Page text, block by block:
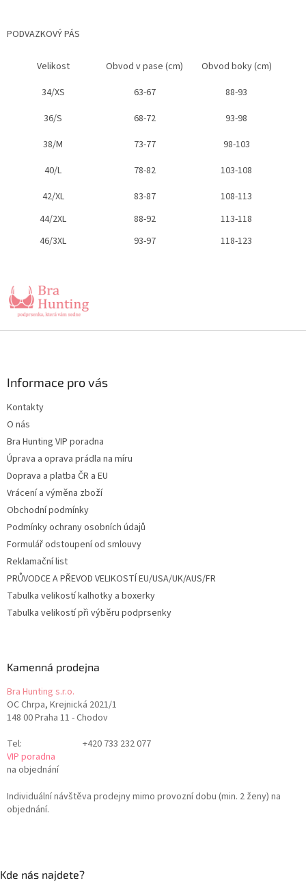
PODVAZKOVÝ PÁS
Velikost Obvod v pase (cm)
Obvod boky (cm)
34/XS
63-67
88-93
36/S
68-72
93-98
38/M
73-77
98-103
40/L
78-82
103-108
42/XL
83-87
108-113
44/2XL
88-92
113-118
46/3XL
93-97 118-123
Informace pro vás
Kontakty
O nás
Bra Hunting VIP poradna
Úprava a oprava prádla na míru
Doprava a platba ČR a EU
Vrácení a výměna zboží
Obchodní podmínky
Podmínky ochrany osobních údajů
Formulář odstoupení od smlouvy
Reklamační list
PRŮVODCE A PŘEVOD VELIKOSTÍ EU/USA/UK/AUS/FR
Tabulka velikostí kalhotky a boxerky
Tabulka velikostí při výběru podprsenky
Kamenná prodejna
Bra Hunting s.r.o.
OC Chrpa, Krejnická 2021/1
148 00 Praha 11 - Chodov
Tel:
+420 733 232 077
VIP poradna
na objednání
Individuální návštěva prodejny mimo provozní dobu (min. 2 ženy) na
objednání.
Kde nás najdete?